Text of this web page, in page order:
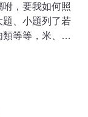
，要我如何照
題、小題列了若
等等，米、麵
要去水池餵
桶，水桶太
澆……。我不耐